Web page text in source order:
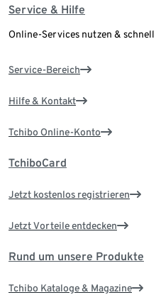
Service & Hilfe
Online-Services nutzen &
Service-Bereich
Hilfe & Kontakt
Tchibo Online-Konto
TchiboCard
Jetzt kostenlos registrieren
Jetzt Vorteile entdecken
Rund um unsere Produkte
Tchibo Kataloge & Magazine